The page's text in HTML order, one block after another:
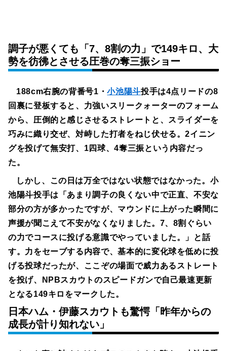
調子が悪くても「7、8割の力」で149キロ、大
勢を彷彿とさせる圧巻の奪三振ショー
188cm右腕の背番号1・小池陽斗投手は4点リードの8
回裏に登板すると、力強いスリークォーターのフォーム
から、圧倒的と感じさせるストレートと、スライダーを
巧みに織り交ぜ、対峙した打者をねじ伏せる。2イニン
グを投げて無安打、1四球、4奪三振という内容だっ
た。
しかし、この日は万全ではない状態ではなかった。小
池陽斗投手は「あまり調子の良くない中で正直、不安な
部分の方が多かったですが、マウンドに上がった瞬間に
声援が聞こえて不安がなくなりました。7、8割ぐらい
の力でコースに投げる意識でやっていました。」と話
す。力をセーブする内容で、基本的に変化球を低めに投
げる投球だったが、ここぞの場面で威力あるストレート
を投げ、NPBスカウトのスピードガンで自己最速更新
となる149キロをマークした。
日本ハム・伊藤スカウトも驚愕「昨年からの
成長が計り知れない」